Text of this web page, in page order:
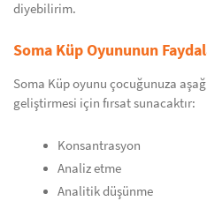
diyebilirim.
Soma Küp Oyununun
Soma Küp oyunu çocuğunuza
geliştirmesi için fırsat sunacaktır:
Konsantrasyon
Analiz etme
Analitik düşünme